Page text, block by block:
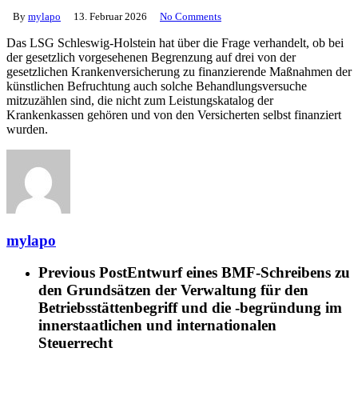
By mylapo 13. Februar 2026 No Comments
Das LSG Schleswig-Holstein hat über die Frage verhandelt, ob bei
der gesetzlich vorgesehenen Begrenzung auf drei von der
gesetzlichen Krankenversicherung zu finanzierende Maßnahmen der
künstlichen Befruchtung auch solche Behandlungsversuche
mitzuzählen sind, die nicht zum Leistungskatalog der
Krankenkassen gehören und von den Versicherten selbst finanziert
wurden.
mylapo
Previous PostEntwurf eines BMF-Schreibens zu
den Grundsätzen der Verwaltung für den
Betriebsstättenbegriff und die -begründung im
innerstaatlichen und internationalen
Steuerrecht